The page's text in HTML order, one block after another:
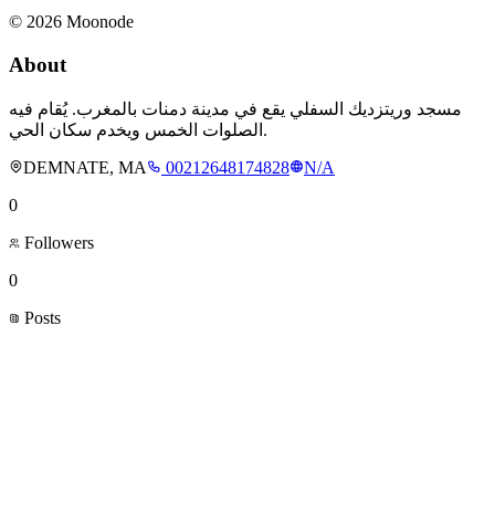
© 2026 Moonode
About
مسجد وريتزديك السفلي يقع في مدينة دمنات بالمغرب. يُقام فيه
الصلوات الخمس ويخدم سكان الحي.
DEMNATE, MA
00212648174828
N/A
0
Followers
0
Posts